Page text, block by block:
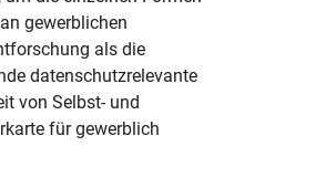
gewerblichen
als die
datenschutzrelevante
von Selbst- und
für gewerblich